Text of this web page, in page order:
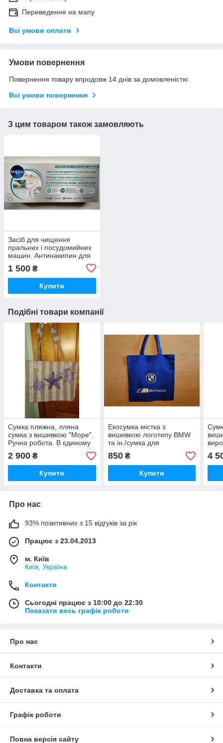
Переведення на мапу
Всі умови оплати
Умови повернення
Повернення товару впродовж 14 днів за домовленістю
Всі умови повернення
З цим товаром також замовляють
Засіб для чищення
пральних і посудомийних
машин. Антинакипин для
пральних і посудомийних
машин Wpro.
1 500 ₴
Купити
Подібні товари компанії
Сумка пляжна, лляна
сумка з вишивкою "Море".
Ручна робота. В єдиному
екземплярі.
2 900 ₴
Купити
Екосумка містка з
вишивкою логотипу BMW
та ін./сумка для
покупок.Ручна робота.
850₴
Купити
4
Про нас
93% позитивних з 15 відгуків за рік
Працює з 23.04.2013
м. Київ
Київ, Україна
Контакти
Сьогодні працює з 10:00 до 22:30
Показати весь графік роботи
Про нас
Контакти
Доставка та оплата
Графік роботи
Повна версія сайту